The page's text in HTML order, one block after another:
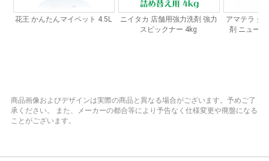
商品画像およびデザインは実際の商品と異なる場合がございます。予めご了
承ください。
また、メーカーの都合等により予告なく仕様変更や廃盤になる
ことがございます。